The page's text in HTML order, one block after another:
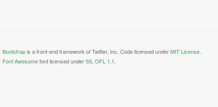
Bootstrapis a front-end framework of Twitter, Inc. Code licensed underMIT License.
Font Awesomefont licensed underSIL OFL 1.1